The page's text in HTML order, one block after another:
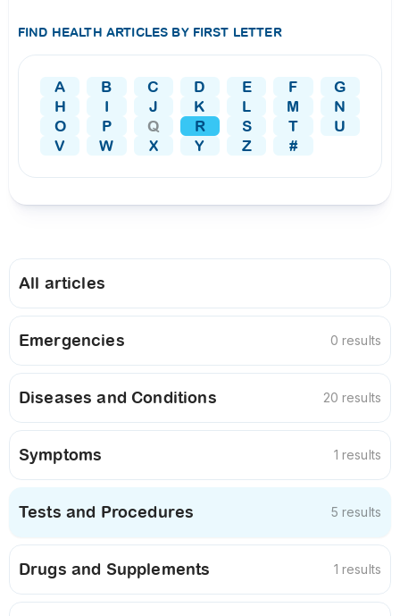
FIND HEALTH ARTICLES BY FIRST LETTER
A B C D E F
G
H
I J K L M
N
O
P Q R S T
U
V
W X Y Z #
All articles
Emergencies 0 results
Diseases and Conditions 20 results
Symptoms 1 results
Tests and Procedures 5 results
Drugs and Supplements 1 results